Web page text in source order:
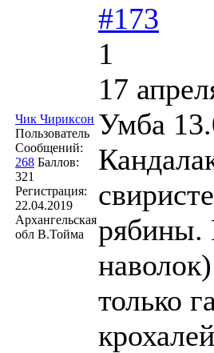
Чик Чириксон
Пользователь
Сообщений:
268 Баллов:
321
Регистрация:
22.04.2019
Архангельская
обл В.Тойма
#173
1
17
Умба
рябины.
только